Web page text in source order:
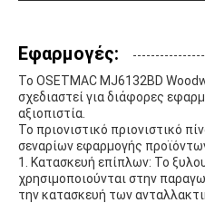
Εφαρμογές:
Το OSETMAC MJ6132BD
σχεδιαστεί για διάφορες
αξιοπιστία.
Το πριονιστικό πριονιστικό
σεναρίων εφαρμογής
1. Κατασκευή επίπλων: Το
χρησιμοποιούνται στην
την κατασκευή των